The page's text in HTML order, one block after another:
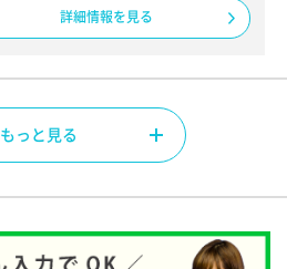
詳細情報を見る
もっと見る